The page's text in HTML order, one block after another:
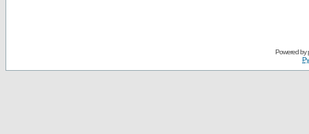
Powered by